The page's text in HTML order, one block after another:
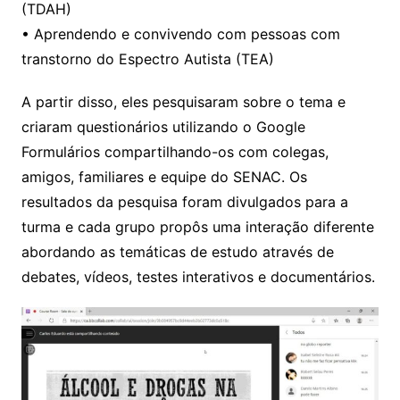
(TDAH)
• Aprendendo e convivendo com pessoas com
transtorno do Espectro Autista (TEA)
A partir disso, eles pesquisaram sobre o tema e
criaram questionários utilizando o Google
Formulários compartilhando-os com colegas,
amigos, familiares e equipe do SENAC. Os
resultados da pesquisa foram divulgados para a
turma e cada grupo propôs uma interação diferente
abordando as temáticas de estudo através de
debates, vídeos, testes interativos e documentários.